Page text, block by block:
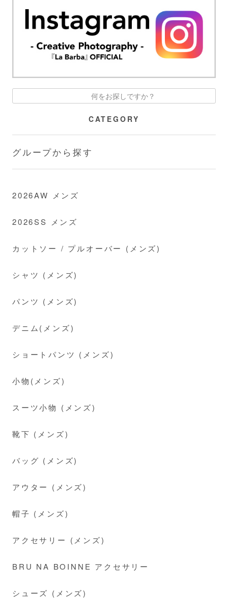
CATEGORY
グループから探す
2026AW メンズ
2026SS メンズ
カットソー / プルオーバー (メンズ)
シャツ (メンズ)
パンツ (メンズ)
デニム(メンズ)
ショートパンツ (メンズ)
小物(メンズ)
スーツ小物 (メンズ)
靴下 (メンズ)
バッグ (メンズ)
アウター (メンズ)
帽子 (メンズ)
アクセサリー (メンズ)
BRU NA BOINNE アクセサリー
シューズ (メンズ)